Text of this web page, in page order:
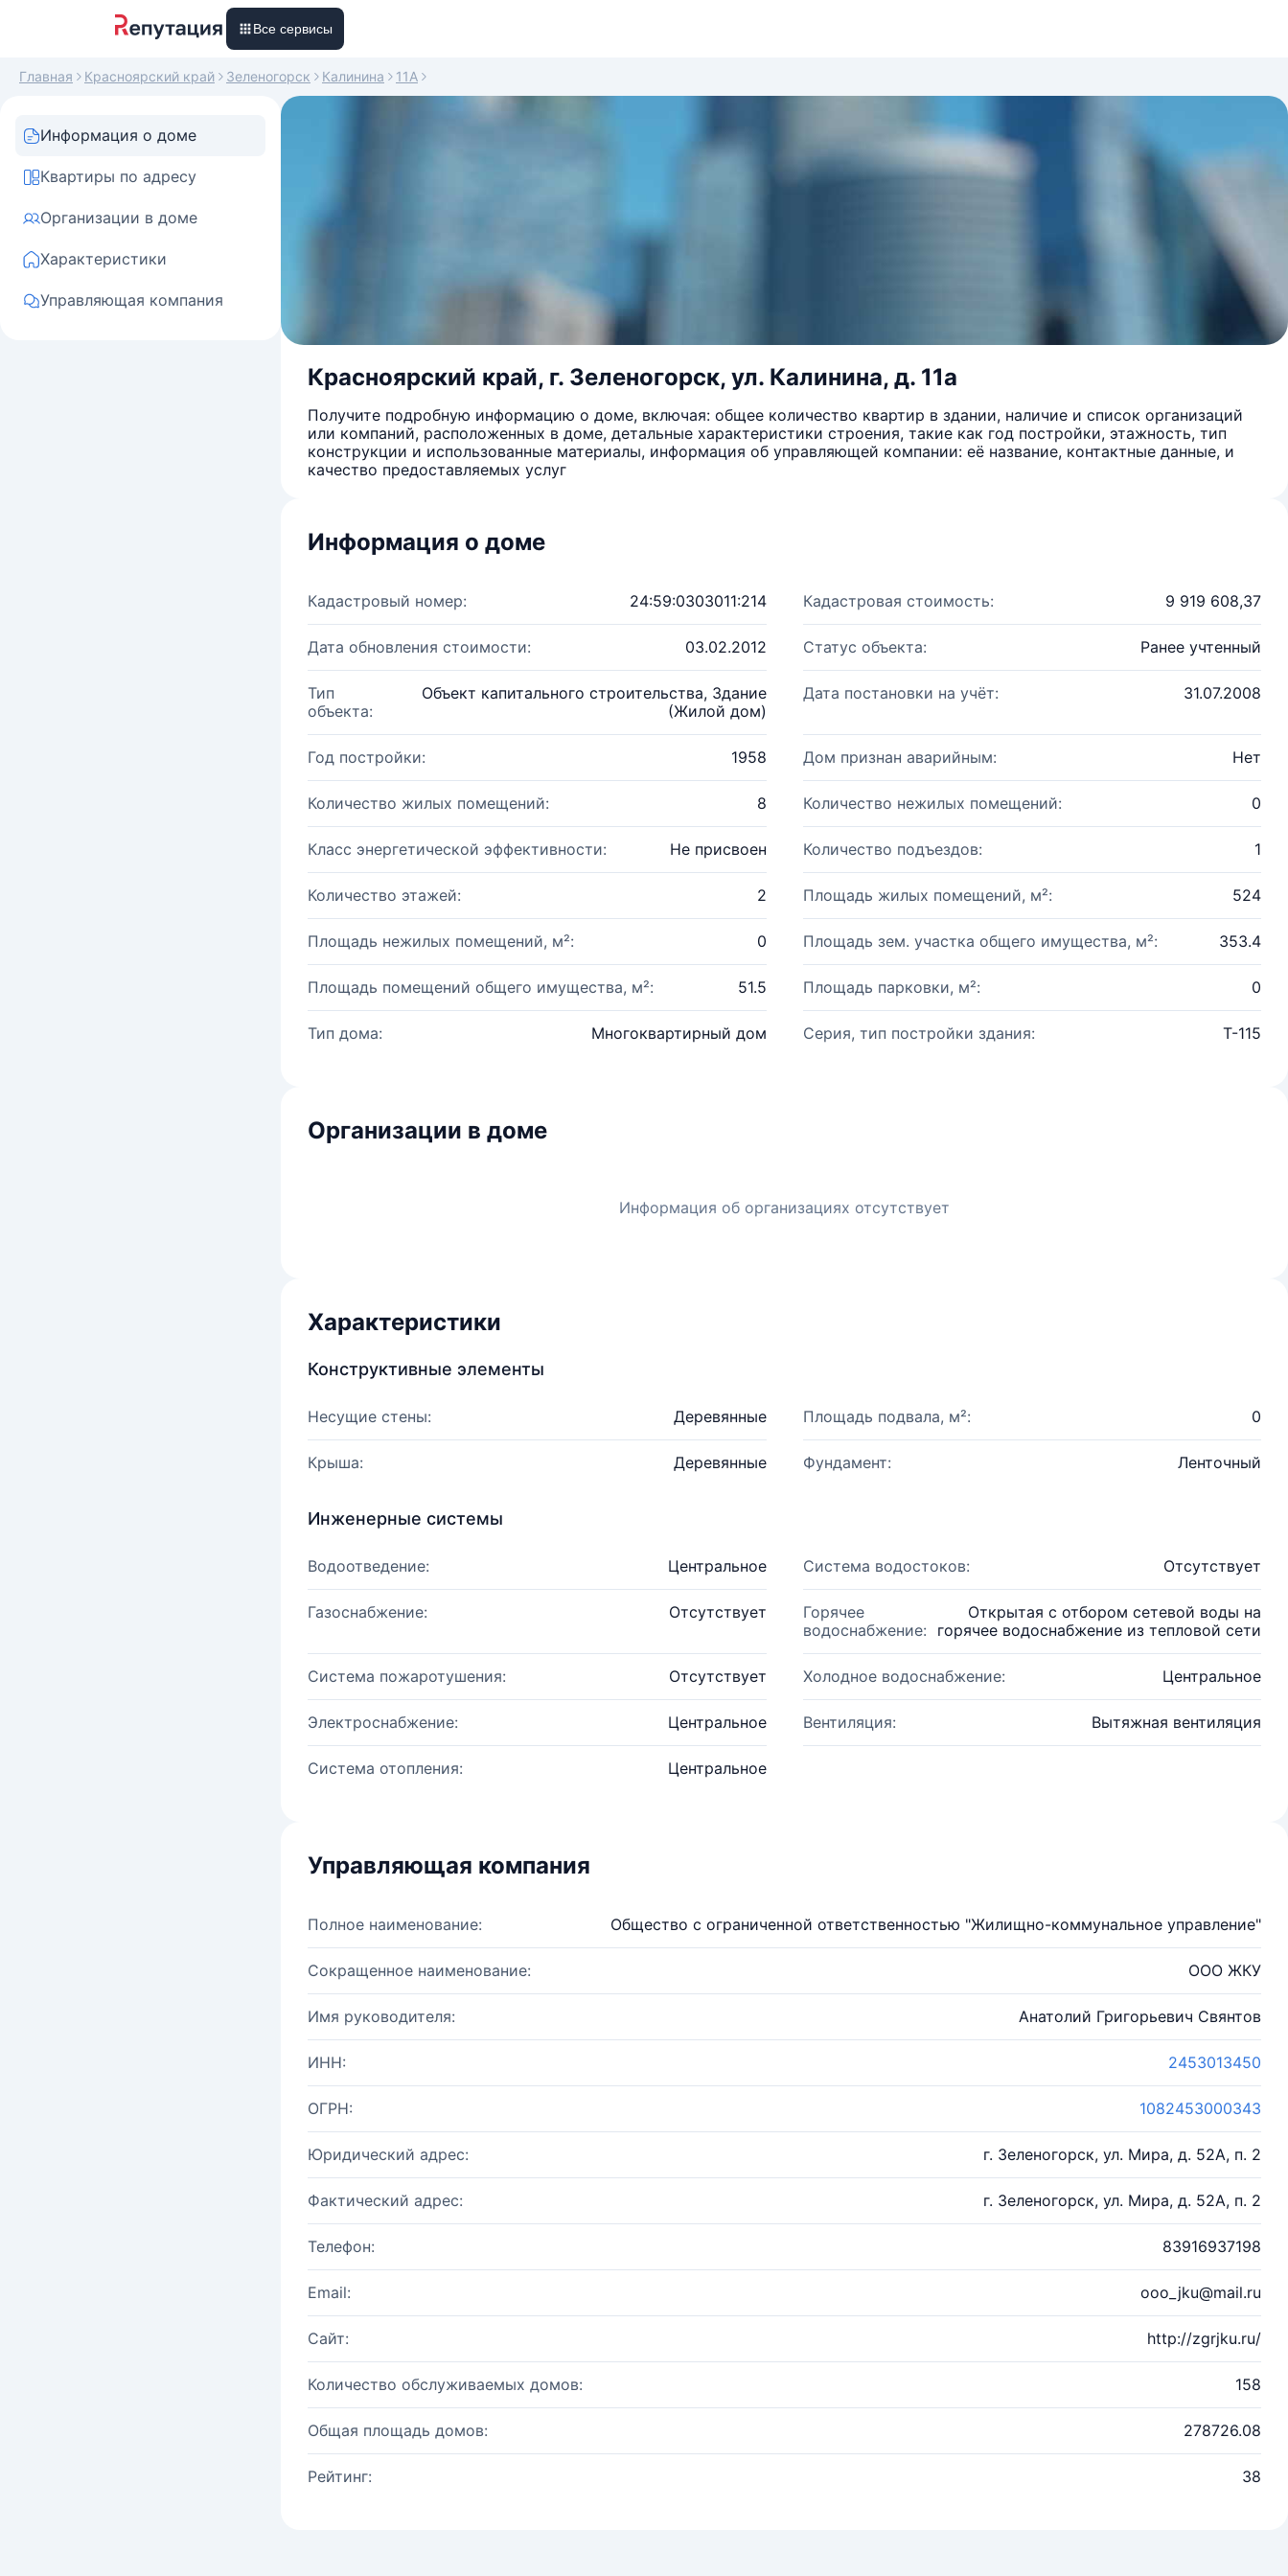
Все сервисы
Главная Красноярский край Зеленогорск Калинина 11А
Информация о доме
Квартиры по адресу
Организации в доме
Характеристики
Управляющая компания
Красноярский край, г. Зеленогорск, ул. Калинина, д. 11а
Получите подробную информацию о доме, включая: общее количество квартир в здании, наличие и список организаций
или компаний, расположенных в доме, детальные характеристики строения, такие как год постройки, этажность, тип
конструкции и использованные материалы, информация об управляющей компании: её название, контактные данные, и
качество предоставляемых услуг
Информация о доме
Кадастровый номер: 24:59:0303011:214 Кадастровая стоимость: 9 919 608,37
Дата обновления стоимости: 03.02.2012 Статус объекта: Ранее учтенный
Тип
объекта:
Объект капитального строительства, Здание
(Жилой дом)
Дата постановки на учёт: 31.07.2008
Год постройки: 1958 Дом признан аварийным: Нет
Количество жилых помещений: 8 Количество нежилых помещений: 0
Класс энергетической эффективности: Не присвоен Количество подъездов: 1
Количество этажей: 2 Площадь жилых помещений, м²: 524
Площадь нежилых помещений, м²: 0 Площадь зем. участка общего имущества, м²: 353.4
Площадь помещений общего имущества, м²: 51.5 Площадь парковки, м²: 0
Тип дома: Многоквартирный дом Серия, тип постройки здания: Т-115
Организации в доме
Информация об организациях отсутствует
Характеристики
Конструктивные элементы
Несущие стены: Деревянные Площадь подвала, м²: 0
Крыша: Деревянные Фундамент: Ленточный
Инженерные системы
Водоотведение: Центральное Система водостоков: Отсутствует
Газоснабжение: Отсутствует
Горячее
водоснабжение:
Открытая с отбором сетевой воды на
горячее водоснабжение из тепловой сети
Система пожаротушения: Отсутствует Холодное водоснабжение: Центральное
Электроснабжение: Центральное Вентиляция: Вытяжная вентиляция
Система отопления: Центральное
Управляющая компания
Полное наименование: Общество с ограниченной ответственностью "Жилищно-коммунальное управление"
Сокращенное наименование: ООО ЖКУ
Имя руководителя: Анатолий Григорьевич Свянтов
ИНН: 2453013450
ОГРН: 1082453000343
Юридический адрес: г. Зеленогорск, ул. Мира, д. 52А, п. 2
Фактический адрес: г. Зеленогорск, ул. Мира, д. 52А, п. 2
Телефон: 83916937198
Email: ooo_jku@mail.ru
Сайт: http://zgrjku.ru/
Количество обслуживаемых домов: 158
Общая площадь домов: 278726.08
Рейтинг: 38